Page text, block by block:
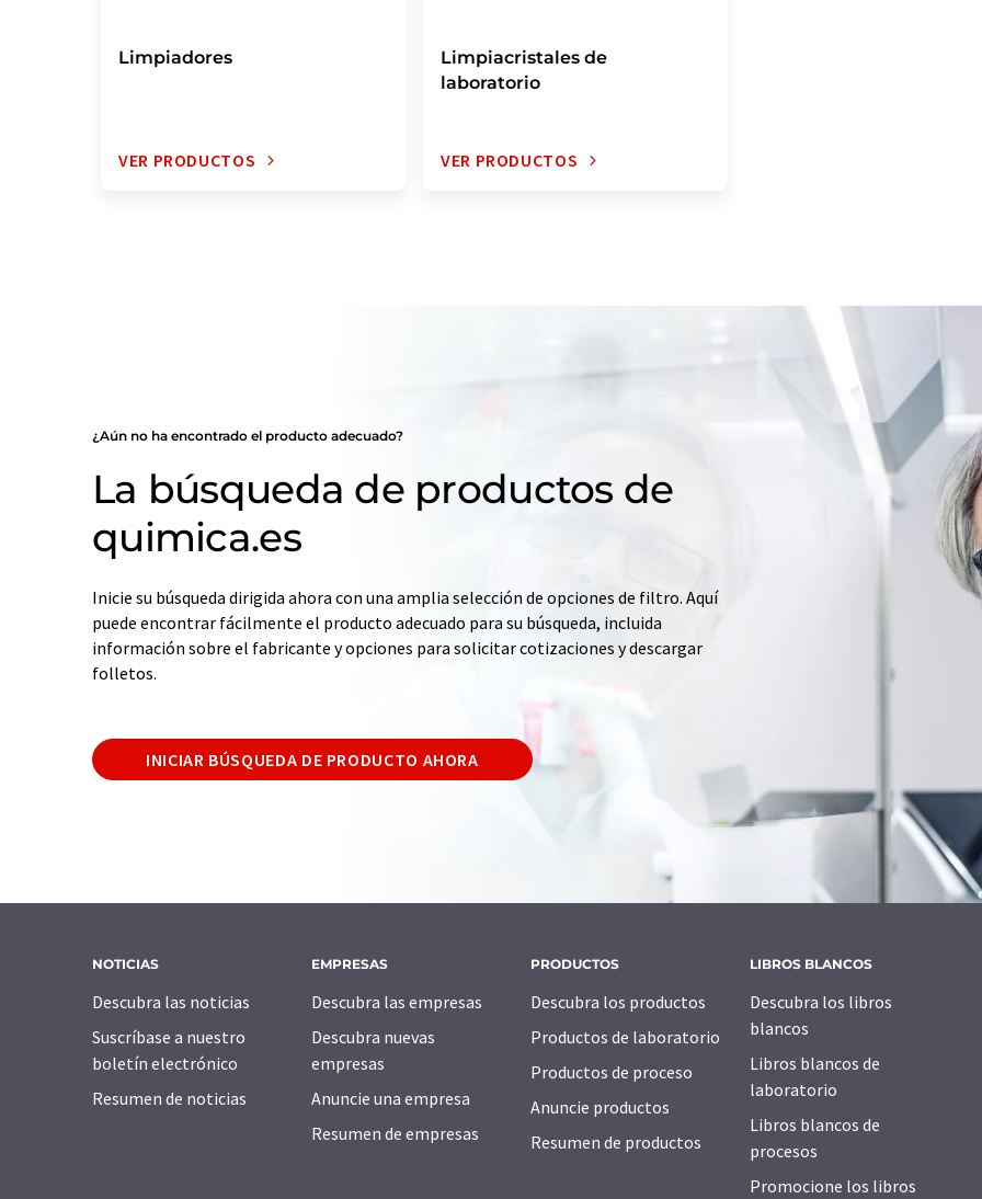
Limpiadores
VER PRODUCTOS
Limpiacristales de
laboratorio
VER PRODUCTOS
¿Aún no ha encontrado el producto adecuado?
La búsqueda de productos de
quimica.es
Inicie su búsqueda dirigida ahora con una amplia selección de opciones de filtro. Aquí
puede encontrar fácilmente el producto adecuado para su búsqueda, incluida
información sobre el fabricante y opciones para solicitar cotizaciones y descargar
folletos.
INICIAR BÚSQUEDA DE PRODUCTO AHORA
NOTICIAS
Descubra las noticias
Suscríbase a nuestro
boletín electrónico
Resumen de noticias
EMPRESAS
Descubra las empresas
Descubra nuevas
empresas
Anuncie una empresa
Resumen de empresas
PRODUCTOS
Descubra los productos
Productos de laboratorio
Productos de proceso
Anuncie productos
Resumen de productos
LIBROS BLANCOS
Descubra los libros
blancos
Libros blancos de
laboratorio
Libros blancos de
procesos
Promocione los libros